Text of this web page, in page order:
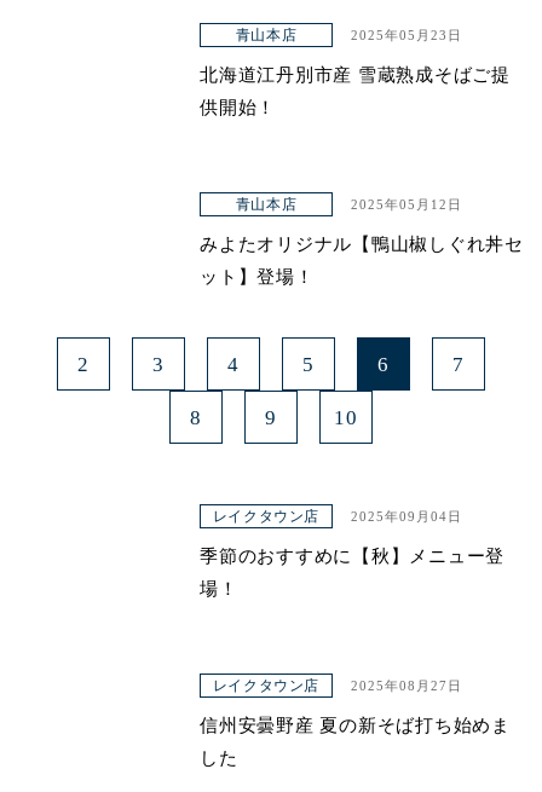
青山本店 2025年05月23日
北海道江丹別市産 雪蔵熟成そばご提
供開始！
青山本店 2025年05月12日
みよたオリジナル【鴨山椒しぐれ丼セ
ット】登場！
2 3 4 5 6 7
8 9 10
レイクタウン店 2025年09月04日
季節のおすすめに【秋】メニュー登
場！
レイクタウン店 2025年08月27日
信州安曇野産 夏の新そば打ち始めま
した